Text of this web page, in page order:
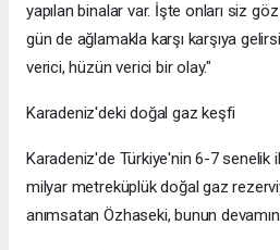
yapılan binalar var. İşte onları siz
gün de ağlamakla karşı karşıya
verici, hüzün verici bir olay."
Karadeniz'deki doğal gaz keşfi
Karadeniz'de Türkiye'nin 6-7 senelik
milyar metreküplük doğal gaz
anımsatan Özhaseki, bunun